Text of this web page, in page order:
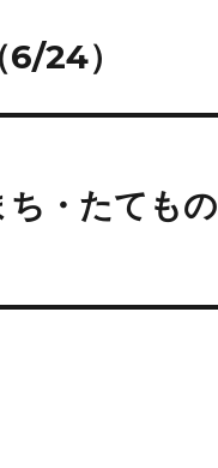
24）
・たてもの